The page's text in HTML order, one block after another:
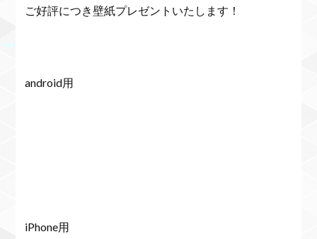
ご好評につき壁紙プレゼントいたします！
android用
iPhone用